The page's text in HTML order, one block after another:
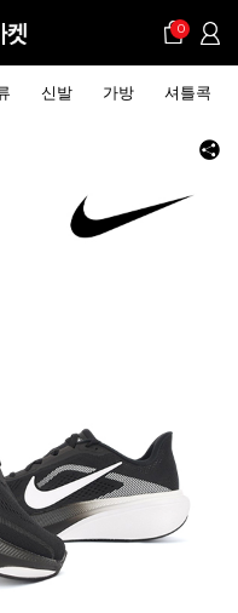
0
신발 가방 셔틀콕